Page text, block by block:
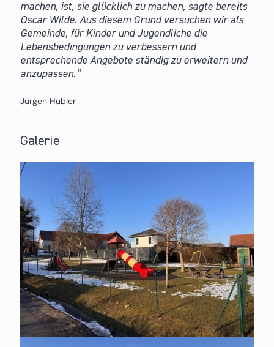
machen, ist, sie glücklich zu machen, sagte bereits
Oscar Wilde. Aus diesem Grund versuchen wir als
Gemeinde, für Kinder und Jugendliche die
Lebensbedingungen zu verbessern und
entsprechende Angebote ständig zu erweitern und
anzupassen.
Jürgen Hübler
Galerie